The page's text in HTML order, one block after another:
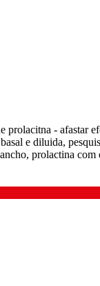
- afastar
e diluida,
prolactina